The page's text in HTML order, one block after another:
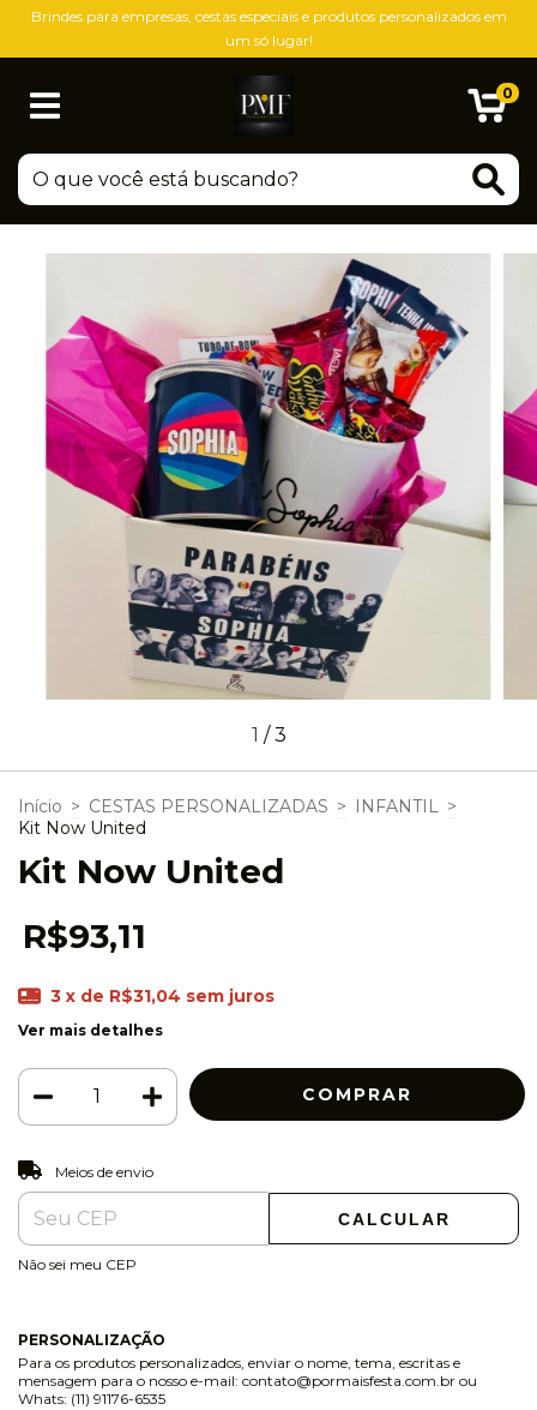
Brindes para empresas, cestas especiais e produtos personalizados em
um só lugar!
0
1 /3
Início > CESTAS PERSONALIZADAS > INFANTIL >
Kit Now United
Kit Now United
R$93,11
3 x de R$31,04 sem juros
Ver mais detalhes
Entregas para o CEP:
Meios de envio
CALCULAR
Não sei meu CEP
PERSONALIZAÇÃO
Para os produtos personalizados, enviar o nome, tema, escritas e
mensagem para o nosso e-mail: contato@pormaisfesta.com.br ou
Whats: (11) 91176-6535